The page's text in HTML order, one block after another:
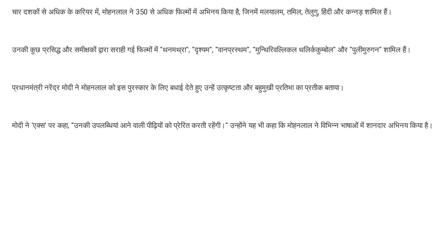
चार दशकों से अधिक के करियर में, मोहनलाल ने 350 से अधिक फिल्मों में अभिनय किया है, जिनमें मलयालम, तमिल, तेलुगु, हिंदी और कन्नड़ शामिल हैं।
उनकी कुछ प्रसिद्ध और समीक्षकों द्वारा सराही गई फिल्मों में "थनमथ्रा", "दृश्यम", "वानप्रस्थम", "मुन्थिरिवल्लिकल थलिर्ककुम्बोल" और "पुलीमुरुगन" शामिल हैं।
प्रधानमंत्री नरेंद्र मोदी ने मोहनलाल को इस पुरस्कार के लिए बधाई देते हुए उन्हें उत्कृष्टता और बहुमुखी प्रतिभा का प्रतीक बताया।
मोदी ने ‘एक्स’ पर कहा, "उनकी उपलब्धियां आने वाली पीढ़ियों को प्रेरित करती रहेंगी।" उन्होंने यह भी कहा कि मोहनलाल ने विभिन्न भाषाओं में शानदार अभिनय किया है।